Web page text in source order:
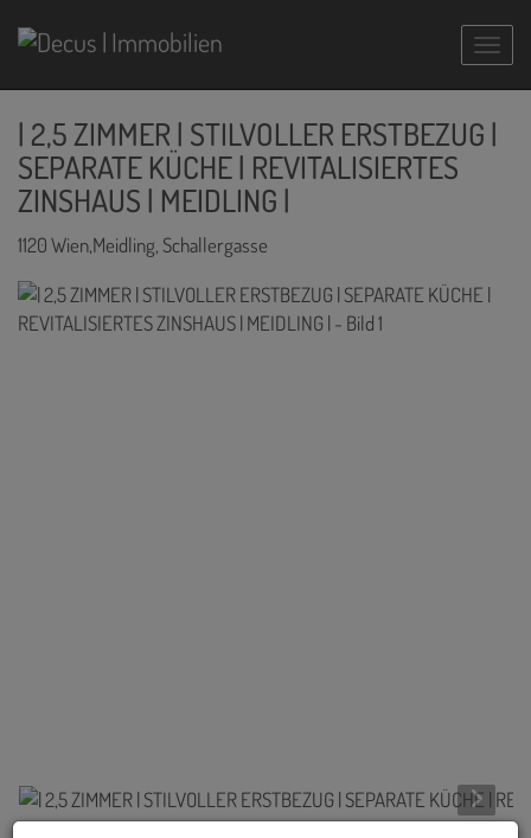
| 2,5 ZIMMER | STILVOLLER ERSTBEZUG |
SEPARATE KÜCHE | REVITALISIERTES
ZINSHAUS | MEIDLING |
1120 Wien,Meidling, Schallergasse